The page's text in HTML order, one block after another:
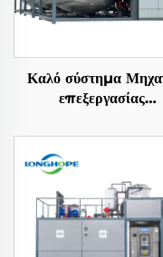
Καλό σύστημα
επεξεργασίας
Υαλοκύτταρα ZLD
Συγκέντρωση
Απορρίμματα
ανακύκλωσης